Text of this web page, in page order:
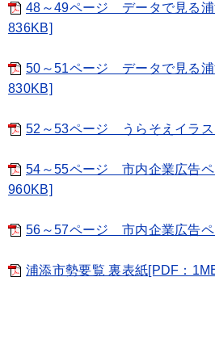
48～49ページ データで見る浦
836KB]
50～51ページ データで見る浦
830KB]
52～53ページ うらそえイラス
54～55ページ 市内企業広告ペ
960KB]
56～57ページ 市内企業広告ペ
浦添市勢要覧 裏表紙[PDF：